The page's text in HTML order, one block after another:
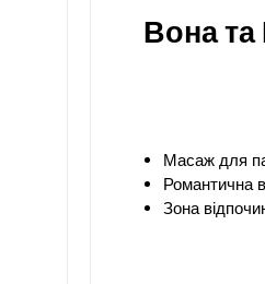
Вона та
Масаж для
Романтична
Зона